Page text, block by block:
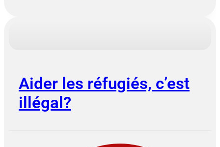
Aider les réfugiés, c’est
illégal?